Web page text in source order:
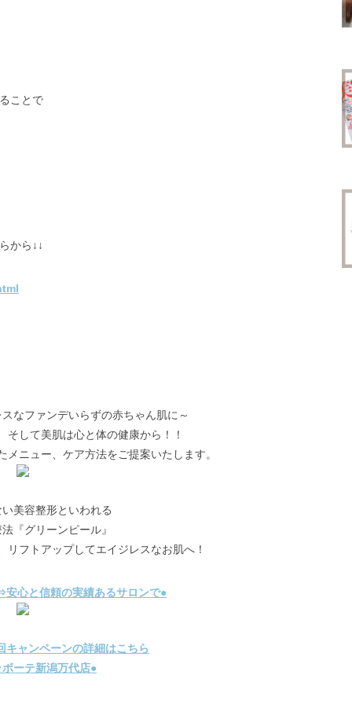
ことで
から↓↓
なファンデいらずの赤ちゃん肌に～
して美肌は心と体の健康から！！
ニュー、ケア方法をご提案いたします。
美容整形といわれる
『グリーンピール』
フトアップしてエイジレスなお肌へ！
心と信頼の実績あるサロンで●
ャンペーンの詳細はこちら
ーテ新潟万代店●